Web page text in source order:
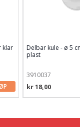
klar
Delbar kule - ø 5
plast
3910037
kr 18,00